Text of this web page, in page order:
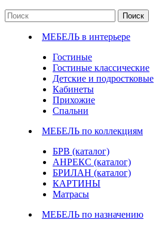
Поиск
МЕБЕЛЬ в интерьере
Гостиные
Гостиные классические
Детские и подростковые
Кабинеты
Прихожие
Спальни
МЕБЕЛЬ по коллекциям
БРВ (каталог)
АНРЕКС (каталог)
БРИЛАН (каталог)
КАРТИНЫ
Матрасы
МЕБЕЛЬ по назначению